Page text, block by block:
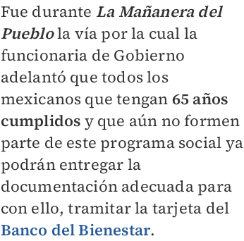
Fue durante La Mañanera del
Pueblola vía por la cual la
funcionaria de Gobierno
adelantó que todos los
mexicanos que tengan 65 años
cumplidos y que aún no formen
parte de este programa social ya
podrán entregar la
documentación adecuada para
con ello, tramitar la tarjeta del
Banco del Bienestar.